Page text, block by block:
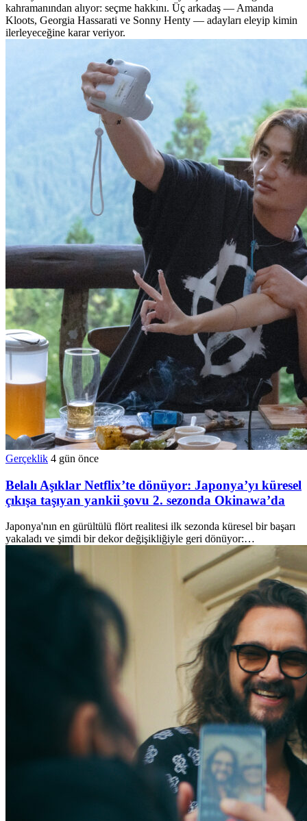
kahramanından alıyor: seçme hakkını. Üç arkadaş — Amanda
Kloots, Georgia Hassarati ve Sonny Henty — adayları eleyip kimin
ilerleyeceğine karar veriyor.
Gerçeklik 4 gün önce
Belalı Aşıklar Netflix’te dönüyor: Japonya’yı küresel
çıkışa taşıyan yankii şovu 2. sezonda Okinawa’da
Japonya'nın en gürültülü flört realitesi ilk sezonda küresel bir başarı
yakaladı ve şimdi bir dekor değişikliğiyle geri dönüyor:…